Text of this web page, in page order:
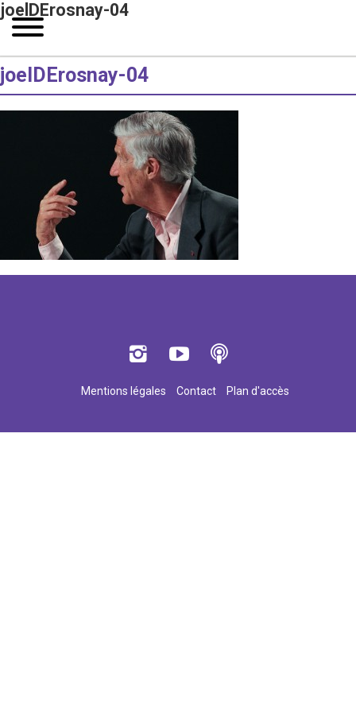
joelDErosnay-04
joelDErosnay-04
Mentions légales Contact Plan d'accès